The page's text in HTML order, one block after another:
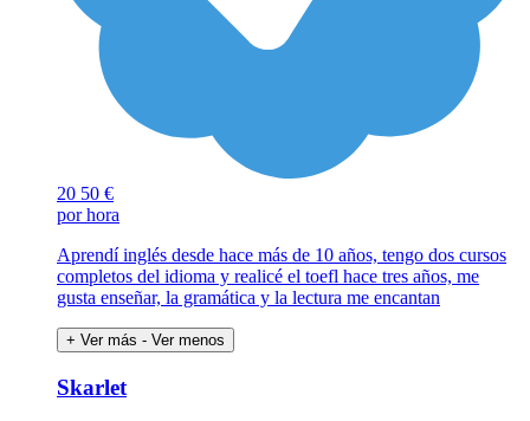
20 50 €
por hora
Aprendí inglés desde hace más de 10 años, tengo dos cursos
completos del idioma y realicé el toefl hace tres años, me
gusta enseñar, la gramática y la lectura me encantan
+ Ver más - Ver menos
Skarlet